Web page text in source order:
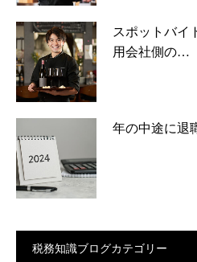
スポットバイ
用会社側の…
年の中途に退
税務知識ブログカテゴリー